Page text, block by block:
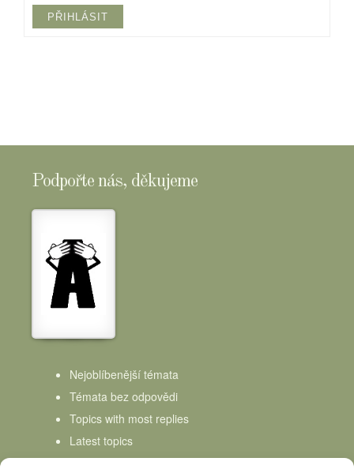
PŘIHLÁSIT
Podpořte nás, děkujeme
Nejoblíbenější témata
Témata bez odpovědi
Topics with most replies
Latest topics
Topics Freshness